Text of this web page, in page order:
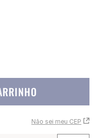
Não sei meu CEP